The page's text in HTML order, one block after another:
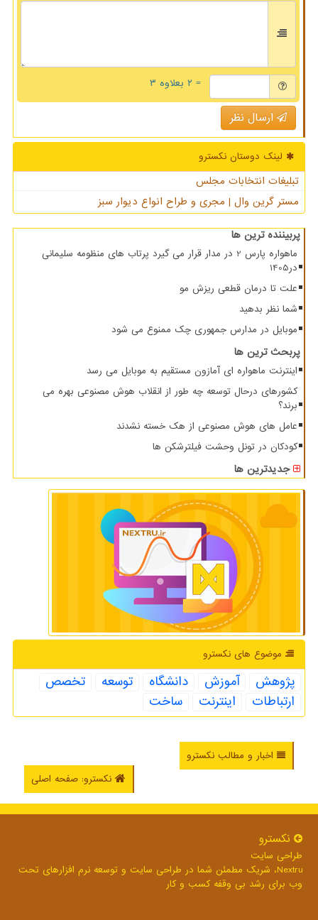
= ۲ بعلاوه ۳
ارسال نظر
لینک دوستان نكسترو
تبلیغات انتخابات مجلس
مستر گرین وال | مجری و طراح انواع دیوار سبز
پربیننده ترین ها
ماهواره پارس 2 در مدار قرار می گیرد پرتاب های منظومه سلیمانی
در1405
علت تا درمان قطعی ریزش مو
شما نظر بدهید
موبایل در مدارس جمهوری چک ممنوع می شود
پربحث ترین ها
اینترنت ماهواره ای آمازون مستقیم به موبایل می رسد
کشورهای درحال توسعه چه طور از انقلاب هوش مصنوعی بهره می
برند؟
عامل های هوش مصنوعی از هک خسته نشدند
کودکان در تونل وحشت فیلترشکن ها
جدیدترین ها
موضوع های نكسترو
پژوهش آموزش دانشگاه توسعه
تخصص
ارتباطات
اینترنت ساخت
اخبار و مطالب نکسترو
نکسترو: صفحه اصلی
نكسترو
طراحی سایت
Nextru، شریک مطمئن شما در طراحی سایت و توسعه نرم افزارهای تحت
وب برای رشد بی وقفه کسب و کار